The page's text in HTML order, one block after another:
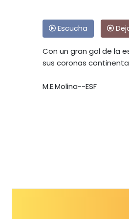
Escucha
Con un gran gol de la
sus coronas
M.E.Molina--ESF